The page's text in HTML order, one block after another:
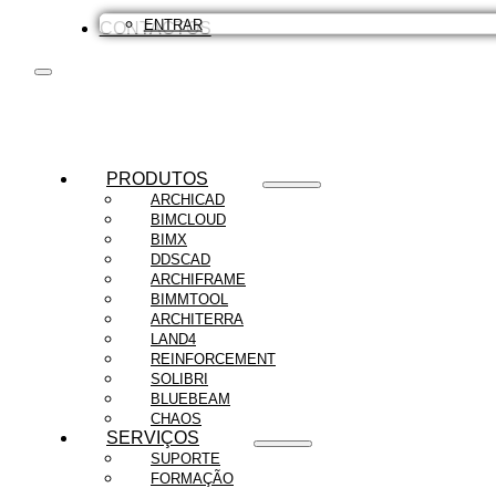
ENTRAR
CONTACTOS
PRODUTOS
ARCHICAD
BIMCLOUD
BIMX
DDSCAD
ARCHIFRAME
BIMMTOOL
ARCHITERRA
LAND4
REINFORCEMENT
SOLIBRI
BLUEBEAM
CHAOS
SERVIÇOS
SUPORTE
FORMAÇÃO